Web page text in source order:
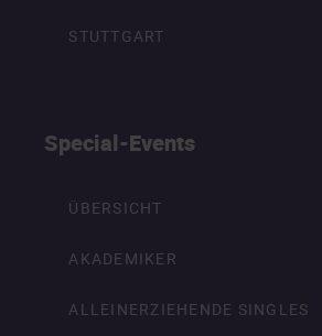
STUTTGART
Special-Events
ÜBERSICHT
AKADEMIKER
ALLEINERZIEHENDE SINGLES